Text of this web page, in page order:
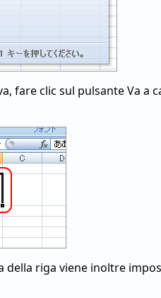
fare clic sul pulsante Va
della riga viene inoltre